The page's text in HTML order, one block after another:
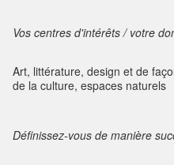
Vos centres d'intérêts / votre
Art, littérature, design et de
de la culture, espaces naturels
Définissez-vous de manière